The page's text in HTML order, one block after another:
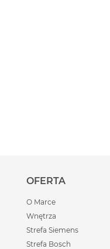
Pozwala na
Praktyczne
OFERTA
O Marce
Wnętrza
Strefa Siemens
Strefa Bosch